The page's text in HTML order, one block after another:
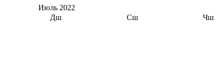
Июль 2022
Дш
Сш Чш